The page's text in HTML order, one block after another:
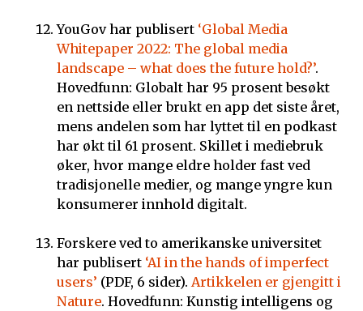
YouGov har publisert ‘Global Media
Whitepaper 2022: The global media
landscape – what does the future hold?’.
Hovedfunn: Globalt har 95 prosent besøkt
en nettside eller brukt en app det siste året,
mens andelen som har lyttet til en podkast
har økt til 61 prosent. Skillet i mediebruk
øker, hvor mange eldre holder fast ved
tradisjonelle medier, og mange yngre kun
konsumerer innhold digitalt.
Forskere ved to amerikanske universitet
har publisert ‘AI in the hands of imperfect
users’ (PDF, 6 sider).Artikkelen er gjengitt i
Nature. Hovedfunn: Kunstig intelligens og